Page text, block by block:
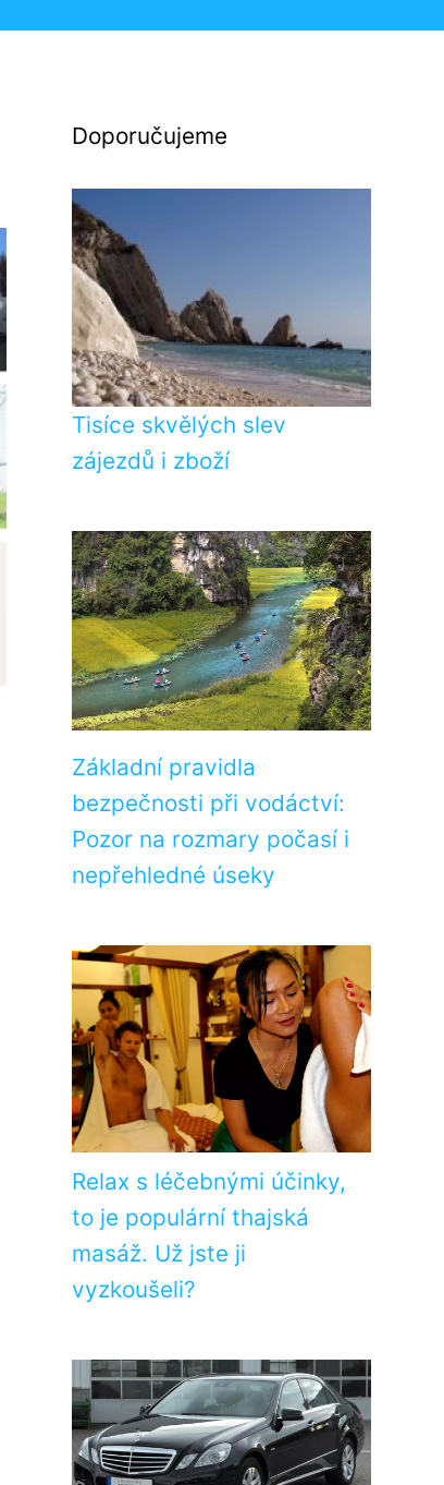
Doporučujeme
Tisíce skvělých slev
zájezdů i zboží
Základní pravidla
bezpečnosti při vodáctví:
Pozor na rozmary počasí i
nepřehledné úseky
Relax s léčebnými účinky,
to je populární thajská
masáž. Už jste ji
vyzkoušeli?